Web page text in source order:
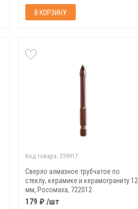
В КОРЗИНУ
Код товара: 259917
Сверло алмазное трубчатое по
стеклу, керамике и керамограниту 12
мм, Росомаха, 722012
179 ₽ /шт